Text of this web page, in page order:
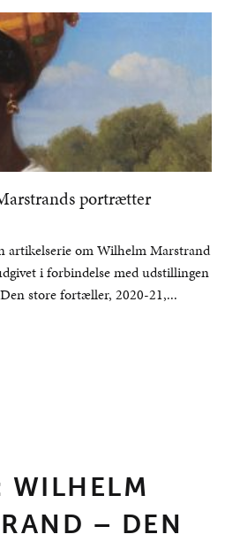
portrætter
artikelserie om Wilhelm Marstrand
i forbindelse med udstillingen
store fortæller, 2020-21,...
WILHELM
– DEN